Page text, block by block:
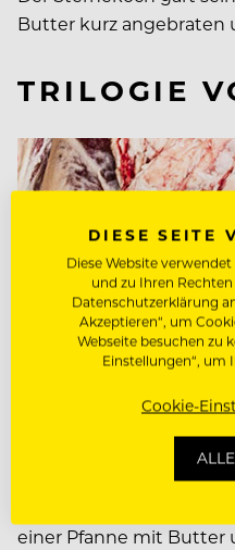
Butter kurz angebraten
TRILOGIE
Die Hirschherzen
einer Pfanne mit Butter
DIESE SEITE
Diese Website
und zu Ihren
Datenschutzerklärung
Akzeptieren“, um
Webseite besuchen zu
Einstellungen“, um
Cookie-